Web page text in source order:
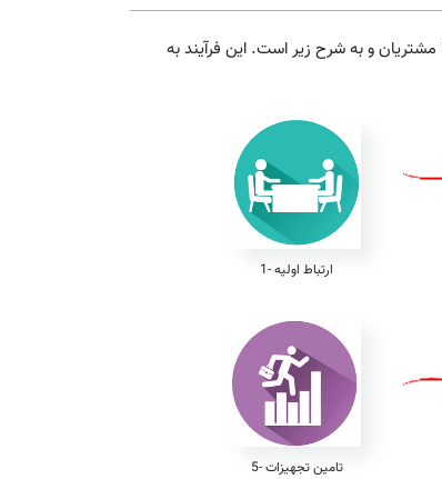
و به شرح زیر است. این فرآیند به
1- ارتباط اولیه
5- تامین تجهیزات